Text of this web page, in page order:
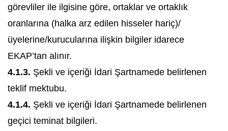
görevliler ile ilgisine göre, ortaklar ve ortaklık
oranlarına (halka arz edilen hisseler hariç)/
üyelerine/kurucularına ilişkin bilgiler idarece
EKAP’tan alınır.
4.1.3. Şekli ve içeriği İdari Şartnamede belirlenen
teklif mektubu.
4.1.4. Şekli ve içeriği İdari Şartnamede belirlenen
geçici teminat bilgileri.